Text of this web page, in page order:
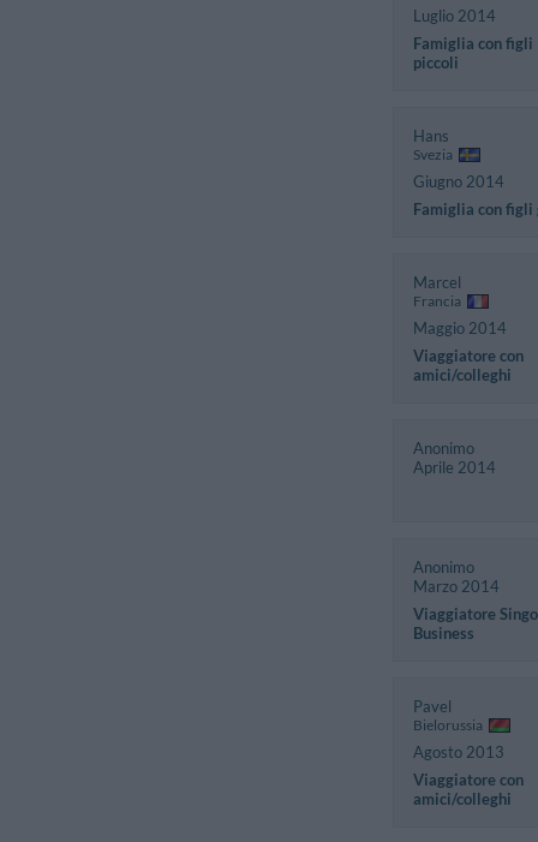
Luglio 2014
Famiglia con figli
piccoli
Hans
Svezia
Giugno 2014
Famiglia con figli
Marcel
Francia
Maggio 2014
Viaggiatore con
amici/colleghi
Anonimo
Aprile 2014
Anonimo
Marzo 2014
Viaggiatore
Business
Pavel
Bielorussia
Agosto 2013
Viaggiatore con
amici/colleghi